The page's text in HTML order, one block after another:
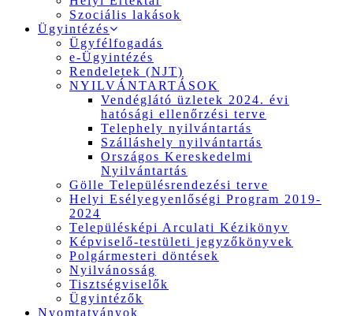
Szociális lakások
Ügyintézés
Ügyfélfogadás
e-Ügyintézés
Rendeletek (NJT)
NYILVÁNTARTÁSOK
Vendéglátó üzletek 2024. évi
hatósági ellenőrzési terve
Telephely nyilvántartás
Szálláshely nyilvántartás
Országos Kereskedelmi
Nyilvántartás
Gölle Településrendezési terve
Helyi Esélyegyenlőségi Program 2019-
2024
Településképi Arculati Kézikönyv
Képviselő-testületi jegyzőkönyvek
Polgármesteri döntések
Nyilvánosság
Tisztségviselők
Ügyintézők
Nyomtatványok